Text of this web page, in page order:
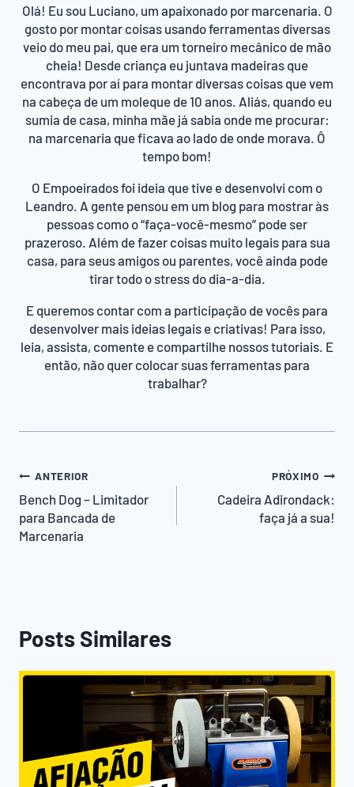
Olá! Eu sou Luciano, um apaixonado por marcenaria. O
gosto por montar coisas usando ferramentas diversas
veio do meu pai, que era um torneiro mecânico de mão
cheia! Desde criança eu juntava madeiras que
encontrava por aí para montar diversas coisas que vem
na cabeça de um moleque de 10 anos. Aliás, quando eu
sumia de casa, minha mãe já sabia onde me procurar:
na marcenaria que ficava ao lado de onde morava. Ô
tempo bom!
O Empoeirados foi ideia que tive e desenvolvi com o
Leandro. A gente pensou em um blog para mostrar às
pessoas como o “faça-você-mesmo” pode ser
prazeroso. Além de fazer coisas muito legais para sua
casa, para seus amigos ou parentes, você ainda pode
tirar todo o stress do dia-a-dia.
E queremos contar com a participação de vocês para
desenvolver mais ideias legais e criativas! Para isso,
leia, assista, comente e compartilhe nossos tutoriais. E
então, não quer colocar suas ferramentas para
trabalhar?
Navegação
de
Post
ANTERIOR
Bench Dog – Limitador
para Bancada de
Marcenaria
PRÓXIMO
Cadeira Adirondack:
faça já a sua!
Posts Similares